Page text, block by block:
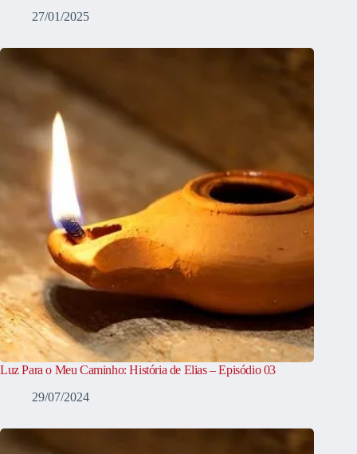
27/01/2025
Luz Para o Meu Caminho: História de Elias – Episódio 03
29/07/2024